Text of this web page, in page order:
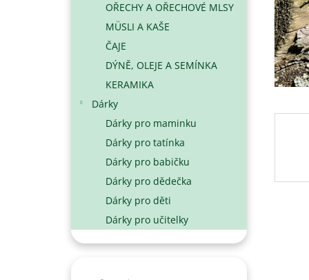
OŘECHY A OŘECHOVÉ MLSY
MÜSLI A KAŠE
ČAJE
DÝNĚ, OLEJE A SEMÍNKA
KERAMIKA
Dárky
Dárky pro maminku
Dárky pro tatínka
Dárky pro babičku
Dárky pro dědečka
Dárky pro děti
Dárky pro učitelky